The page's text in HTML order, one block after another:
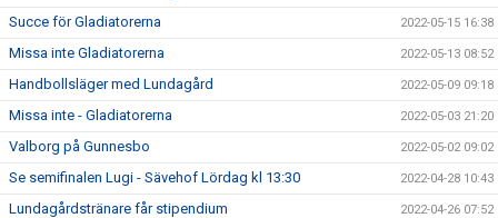
Succe för Gladiatorerna 2022-05-15 16:38
Missa inte Gladiatorerna 2022-05-13 08:52
Handbollsläger med Lundagård 2022-05-09 09:18
Missa inte - Gladiatorerna 2022-05-03 21:20
Valborg på Gunnesbo 2022-05-02 09:02
Se semifinalen Lugi - Sävehof Lördag kl 13:30 2022-04-28 10:43
Lundagårdstränare får stipendium 2022-04-26 07:52